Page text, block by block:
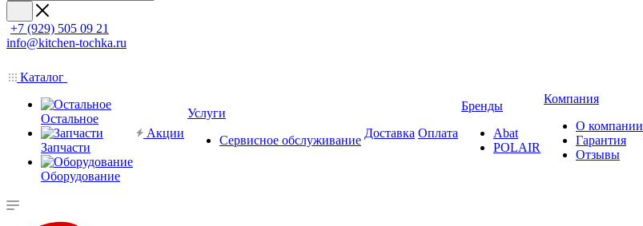
+7 (929) 505 09 21
info@kitchen-tochka.ru
Каталог
Остальное
Запчасти
Оборудование
Акции
Услуги
Сервисное обслуживание
Доставка Оплата
Бренды
Abat
POLAIR
Компания
О компании
Гарантия
Отзывы